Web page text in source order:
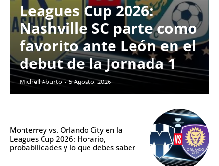
Leagues Cup 2026:
Nashville SC parte como
favorito ante León en el
debut de la Jornada 1
Michell Aburto - 5 Agosto, 2026
Monterrey vs. Orlando City en la
Leagues Cup 2026: Horario,
probabilidades y lo que debes saber